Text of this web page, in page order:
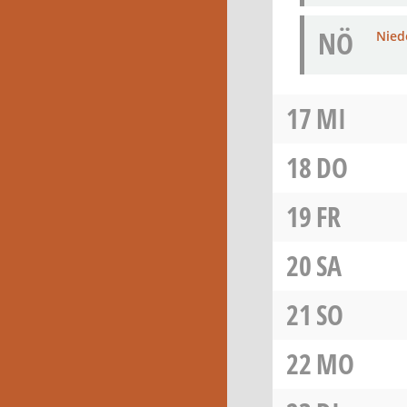
NÖ
17MI
18DO
19FR
20SA
21 SO
22MO